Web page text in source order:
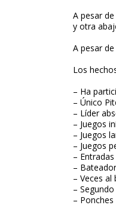
A pesar
y otra
A pesar
Los
– Ha
– Único
– Líder
– Juegos
– Juegos
– Juegos
–
–
– Veces al
–
–